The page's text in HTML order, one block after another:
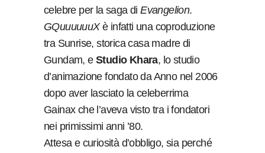
celebre per la saga diEvangelion.
GQuuuuuuX è infatti una coproduzione
tra Sunrise, storica casa madre di
Gundam, eStudio Khara, lo studio
d’animazione fondato da Anno nel 2006
dopo aver lasciato la celeberrima
Gainax che l’aveva visto tra i fondatori
nei primissimi anni ’80.
Attesa e curiosità d’obbligo, sia perché